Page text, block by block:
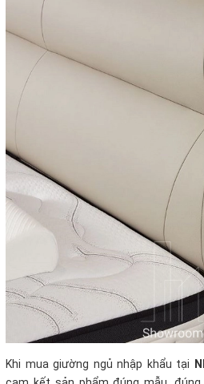
Khi mua giường ngủ nhập khẩu tại